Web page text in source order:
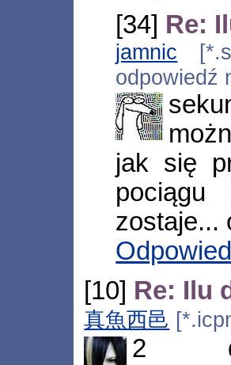
[34] Re:
jamnic
odpowiedź
jak się
zostaje...
[10] Re: Ilu
真魚西邑
2